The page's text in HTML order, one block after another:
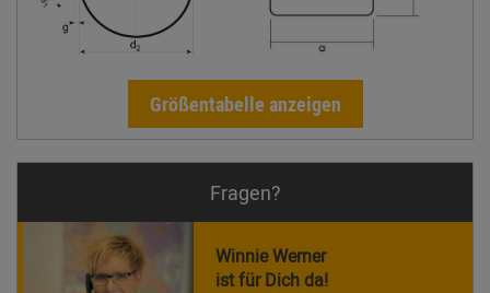
Größentabelle anzeigen
Fragen?
Winnie Werner
ist für Dich da!